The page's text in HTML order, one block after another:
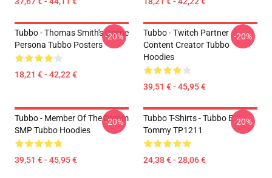
Tubbo - Thomas Smith's Online
Persona Tubbo Posters
18,21 € - 42,22 €
-20%
Tubbo - Twitch Partner
Content Creator Tubbo
Hoodies
39,51 € - 45,95 €
-20%
Tubbo - Member Of The Dream
SMP Tubbo Hoodies
39,51 € - 45,95 €
-20%
Tubbo T-Shirts - Tubbo E
Tommy TP1211
24,38 € - 28,06 €
-20%